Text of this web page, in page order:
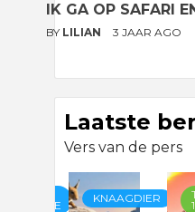
IK GA OP SAFARI
BY LILIAN 3 JAAR AGO
Laatste
Vers van de pers
CATEGORIE
KNAAGDIER